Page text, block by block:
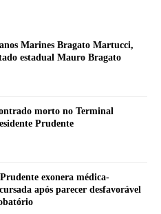
Marines Bragato Martucci,
estadual Mauro Bragato
morto no Terminal
Prudente
exonera médica-
após parecer desfavorável